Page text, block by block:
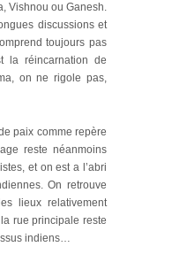
Vishnou ou Ganesh.
discussions et
toujours pas
la réincarnation de
on ne rigole pas,
paix comme repère
reste néanmoins
et on est a l’abri
On retrouve
lieux relativement
rue principale reste
indiens…